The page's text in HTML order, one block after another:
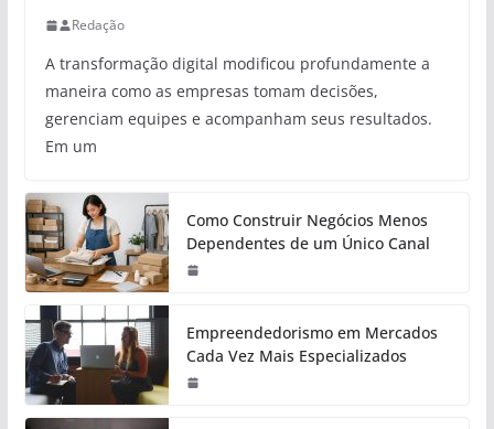
Redação
A transformação digital modificou profundamente a
maneira como as empresas tomam decisões,
gerenciam equipes e acompanham seus resultados.
Em um
Como Construir Negócios Menos
Dependentes de um Único Canal
Empreendedorismo em Mercados
Cada Vez Mais Especializados